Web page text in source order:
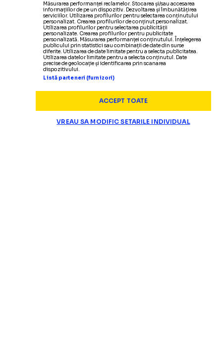
Măsurarea performanței reclamelor. Stocarea și/sau accesarea
informațiilor de pe un dispozitiv. Dezvoltarea și îmbunătățirea
serviciilor. Utilizarea profilurilor pentru selectarea conținutului
personalizat. Crearea profilurilor de conținut personalizat.
Utilizarea profilurilor pentru selectarea publicității
personalizate. Crearea profilurilor pentru publicitate
personalizată. Măsurarea performanței conținutului. Înțelegerea
publicului prin statistici sau combinații de date din surse
diferite. Utilizarea de date limitate pentru a selecta publicitatea.
Utilizarea datelor limitate pentru a selecta conținutul. Date
precise de geolocație și identificarea prin scanarea
dispozitivului.
Listă parteneri (furnizori)
ACCEPT TOATE
VREAU SA MODIFIC SETARILE INDIVIDUAL